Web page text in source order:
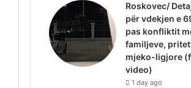
Roskovec/
për vdekjen e
pas konfliktit
familjeve,
mjeko-ligjore
video)
1 day ago